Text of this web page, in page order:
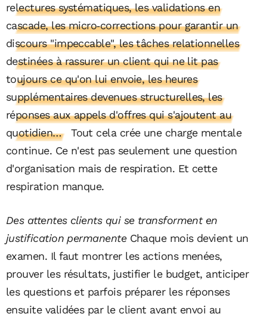
relectures systématiques, les validations en
cascade, les micro‑corrections pour garantir un
discours "impeccable", les tâches relationnelles
destinées à rassurer un client qui ne lit pas
toujours ce qu'on lui envoie, les heures
supplémentaires devenues structurelles, les
réponses aux appels d'offres qui s'ajoutent au
quotidien…
Tout cela crée une charge mentale
continue. Ce n'est pas seulement une question
d'organisation mais de respiration. Et cette
respiration manque.
Des attentes clients qui se transforment en
justification permanenteChaque mois devient un
examen. Il faut montrer les actions menées,
prouver les résultats, justifier le budget, anticiper
les questions et parfois préparer les réponses
ensuite validées par le client avant envoi au